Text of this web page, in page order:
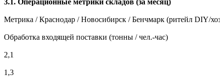
Метрика / Краснодар / Новосибирск / Бенчмарк (ритейл DIY/
Обработка входящей поставки (тонны / чел.-час)
2,1
1,3